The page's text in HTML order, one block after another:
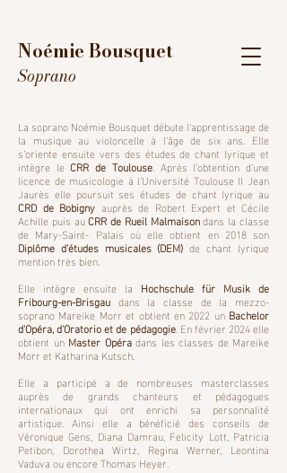
Noémie Bousquet
Soprano
La soprano Noémie Bousquet débute l‘apprentissage de
la musique au violoncelle à l‘âge de six ans. Elle
s’oriente ensuite vers des études de chant lyrique et
intègre leCRR de Toulouse. Après l‘obtention d‘une
licence de musicologie à l‘Université Toulouse II Jean
Jaurès elle poursuit ses études de chant lyrique au
CRD de Bobigny auprès de Robert Expert et Cécile
Achille puis auCRR de Rueil Malmaisondans la classe
de Mary-Saint- Palais où elle obtient en 2018 son
Diplôme d'études musicales (DEM) de chant lyrique
mention très bien.
Elle intègre ensuite la Hochschule für Musik de
Fribourg-en-Brisgau dans la classe de la mezzo-
soprano Mareike Morr et obtient en 2022 un Bachelor
d'Opéra, d'Oratorio et de pédagogie. En février 2024 elle
obtient un Master Opéradans les classes de Mareike
Morr et Katharina Kutsch.
Elle a participé a de nombreuses masterclasses
auprès de grands chanteurs et pédagogues
internationaux qui ont enrichi sa personnalité
artistique. Ainsi elle a bénéficié des conseils de
Véronique Gens, Diana Damrau, Felicity Lott, Patricia
Petibon, Dorothea Wirtz, Regina Werner, Leontina
Vaduva ou encore Thomas Heyer.